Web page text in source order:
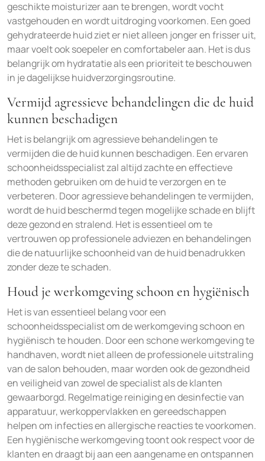
geschikte moisturizer aan te brengen, wordt vocht
vastgehouden en wordt uitdroging voorkomen. Een goed
gehydrateerde huid ziet er niet alleen jonger en frisser uit,
maar voelt ook soepeler en comfortabeler aan. Het is dus
belangrijk om hydratatie als een prioriteit te beschouwen
in je dagelijkse huidverzorgingsroutine.
Vermijd agressieve behandelingen die de huid
kunnen beschadigen
Het is belangrijk om agressieve behandelingen te
vermijden die de huid kunnen beschadigen. Een ervaren
schoonheidsspecialist zal altijd zachte en effectieve
methoden gebruiken om de huid te verzorgen en te
verbeteren. Door agressieve behandelingen te vermijden,
wordt de huid beschermd tegen mogelijke schade en blijft
deze gezond en stralend. Het is essentieel om te
vertrouwen op professionele adviezen en behandelingen
die de natuurlijke schoonheid van de huid benadrukken
zonder deze te schaden.
Houd je werkomgeving schoon en hygiënisch
Het is van essentieel belang voor een
schoonheidsspecialist om de werkomgeving schoon en
hygiënisch te houden. Door een schone werkomgeving te
handhaven, wordt niet alleen de professionele uitstraling
van de salon behouden, maar worden ook de gezondheid
en veiligheid van zowel de specialist als de klanten
gewaarborgd. Regelmatige reiniging en desinfectie van
apparatuur, werkoppervlakken en gereedschappen
helpen om infecties en allergische reacties te voorkomen.
Een hygiënische werkomgeving toont ook respect voor de
klanten en draagt bij aan een aangename en ontspannen